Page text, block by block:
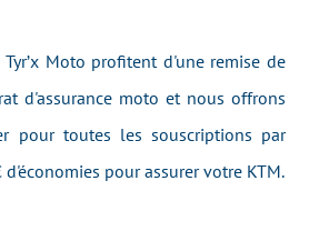
Moto profitent d'une remise de
d'assurance moto et nous offrons
pour toutes les souscriptions par
pour assurer votre KTM.